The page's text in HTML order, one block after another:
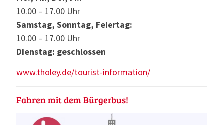
10.00 – 17.00 Uhr
Samstag, Sonntag, Feiertag:
10.00 – 17.00 Uhr
Dienstag: geschlossen
www.tholey.de/tourist-information/
Fahren mit dem Bürgerbus!